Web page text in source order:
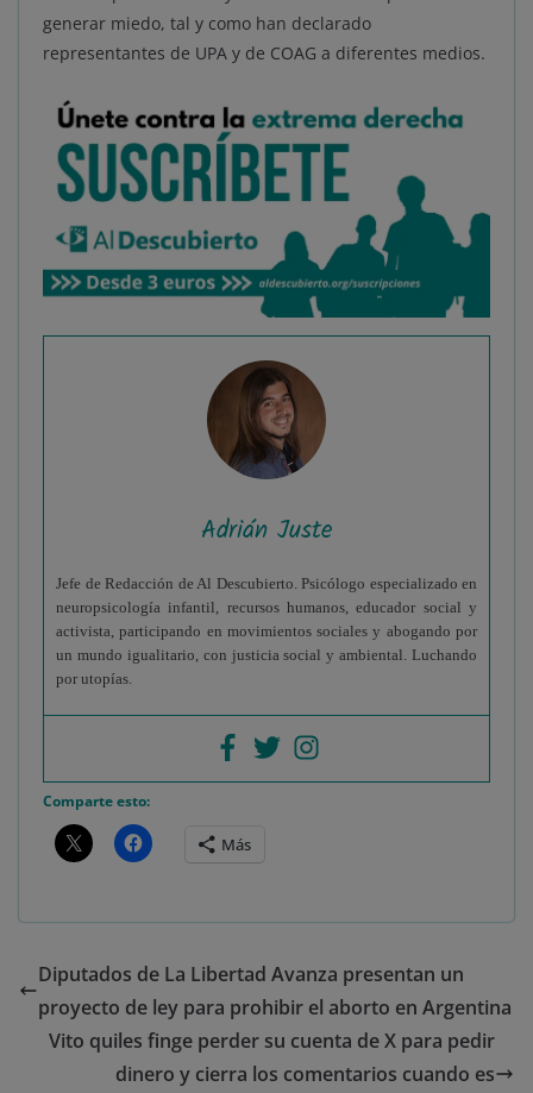
generar miedo, tal y como han declarado
representantes de UPA y de COAG a diferentes medios.
Adrián Juste
Jefe de Redacción de Al Descubierto. Psicólogo especializado en
neuropsicología infantil, recursos humanos, educador social y
activista, participando en movimientos sociales y abogando por
un mundo igualitario, con justicia social y ambiental. Luchando
por utopías.
Comparte esto:
Más
Diputados de La Libertad Avanza presentan un
proyecto de ley para prohibir el aborto en Argentina
Vito quiles finge perder su cuenta de X para pedir
dinero y cierra los comentarios cuando es